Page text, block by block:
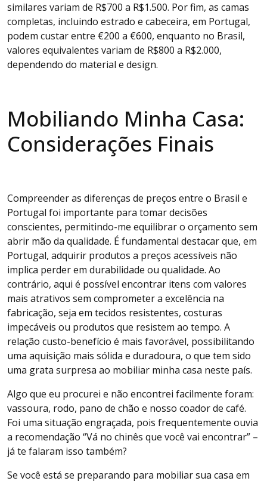
similares variam de R$700 a R$1.500. Por fim, as camas
completas, incluindo estrado e cabeceira, em Portugal,
podem custar entre €200 a €600, enquanto no Brasil,
valores equivalentes variam de R$800 a R$2.000,
dependendo do material e design.
Mobiliando Minha Casa:
Considerações Finais
Compreender as diferenças de preços entre o Brasil e
Portugal foi importante para tomar decisões
conscientes, permitindo-me equilibrar o orçamento sem
abrir mão da qualidade. É fundamental destacar que, em
Portugal, adquirir produtos a preços acessíveis não
implica perder em durabilidade ou qualidade. Ao
contrário, aqui é possível encontrar itens com valores
mais atrativos sem comprometer a excelência na
fabricação, seja em tecidos resistentes, costuras
impecáveis ou produtos que resistem ao tempo. A
relação custo-benefício é mais favorável, possibilitando
uma aquisição mais sólida e duradoura, o que tem sido
uma grata surpresa ao mobiliar minha casa neste país.
Algo que eu procurei e não encontrei facilmente foram:
vassoura, rodo, pano de chão e nosso coador de café.
Foi uma situação engraçada, pois frequentemente ouvia
a recomendação “Vá no chinês que você vai encontrar” –
já te falaram isso também?
Se você está se preparando para mobiliar sua casa em